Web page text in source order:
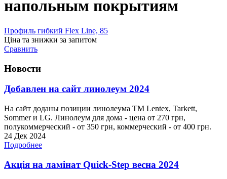
напольным покрытиям
Профиль гибкий Flex Line, 85
Ціна та знижки за запитом
Сравнить
Новости
Добавлен на сайт линолеум 2024
На сайт доданы позиции линолеума ТМ Lentex, Tarkett,
Sommer и LG. Линолеум для дома - цена от 270 грн,
полукоммерческий - от 350 грн, коммерческий - от 400 грн.
24 Дек 2024
Подробнее
Акція на ламінат Quick-Step весна 2024